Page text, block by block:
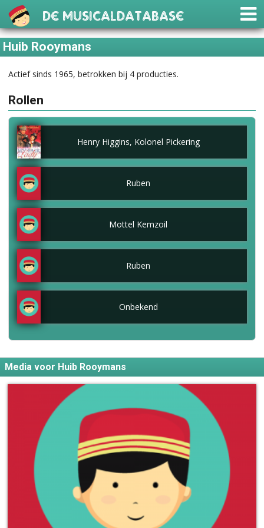
De Musicaldatabase
Huib Rooymans
Actief sinds 1965, betrokken bij 4 producties.
Rollen
Henry Higgins, Kolonel Pickering
Ruben
Mottel Kemzoil
Ruben
Onbekend
Media voor Huib Rooymans